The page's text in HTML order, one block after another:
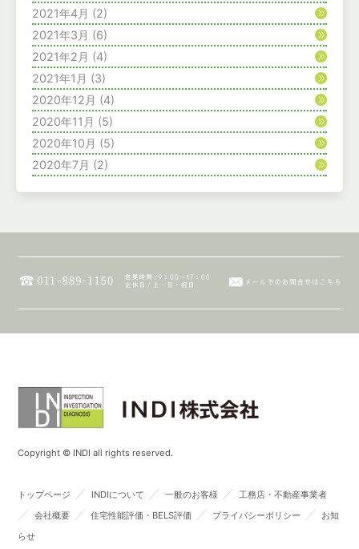
2021年4月 (2)
2021年3月 (6)
2021年2月 (4)
2021年1月 (3)
2020年12月 (4)
2020年11月 (5)
2020年10月 (5)
2020年7月 (2)
Copyright © INDI all rights reserved.
トップページ ／ INDIについて ／ 一般のお客様 ／ 工務店・不動産事業者
／ 会社概要 ／ 住宅性能評価・BELS評価 ／ プライバシーポリシー ／
お知
らせ